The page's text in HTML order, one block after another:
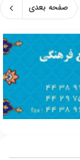
صفحه بعدی